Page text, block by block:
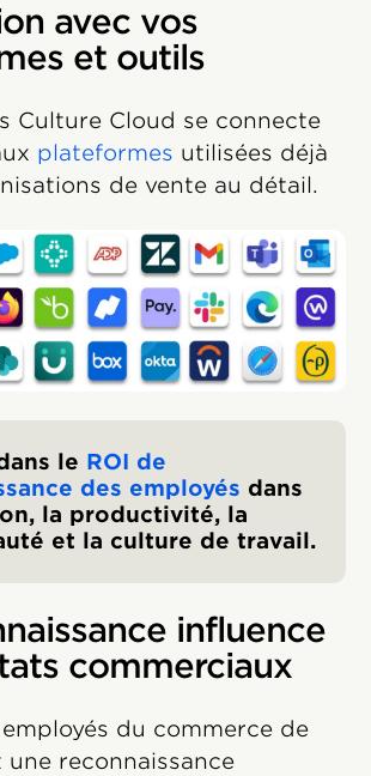
avec vos
et outils
Culture Cloud se connecte
plateformes utilisées déjà
de vente au détail.
le ROI de
des employés dans
la productivité, la
et la culture de travail.
influence
commerciaux
du commerce de
reconnaissance